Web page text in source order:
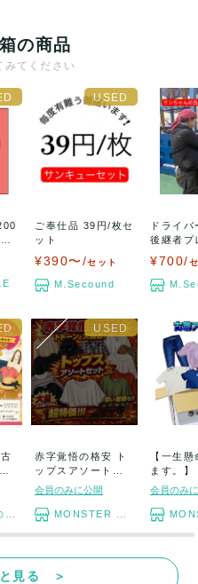
の商品
みてください
ご奉仕品 39円/枚セ
ット
¥390〜/セット
M.Secound
ドライ
後継者プ
セ...
¥700/
赤字覚悟の格安 ト
ップスアソートセ
ット まとめ売り
会員のみに公開
MONSTER TYM
【一生
ます。
アソー
会員のみ
見る ＞